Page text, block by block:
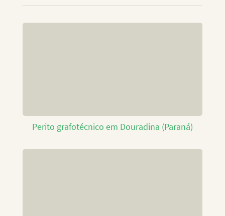
Perito grafotécnico em Douradina (Paraná)